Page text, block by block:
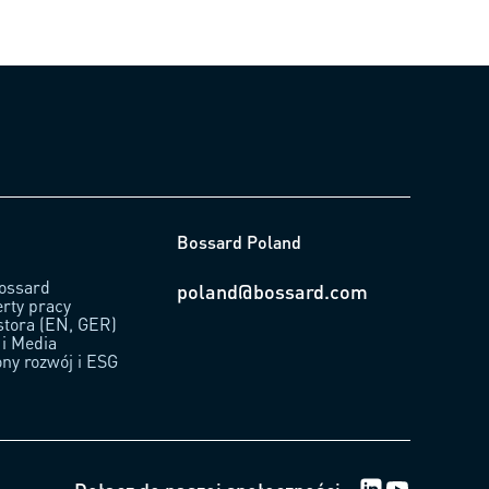
pracy
(EN, GER)
Media
rozwój i ESG
Bossard Poland
poland@bossard.com